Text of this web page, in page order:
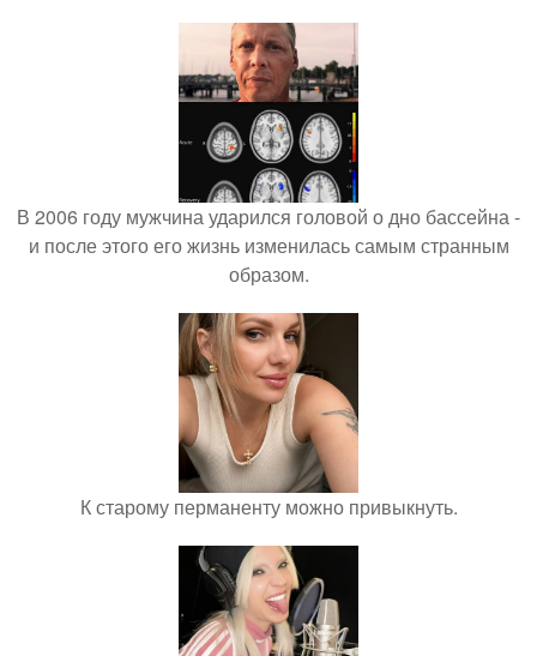
В 2006 году мужчина ударился головой о дно бассейна -
и после этого его жизнь изменилась самым странным
образом.
К старому перманенту можно привыкнуть.